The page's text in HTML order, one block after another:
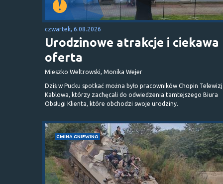
czwartek, 6.08.2026
Urodzinowe atrakcje i ciekawa
oferta
Mieszko Weltrowski, Monika Wejer
Dziś w Pucku spotkać można było pracowników Chopin
Kablowa, którzy zachęcali do odwiedzenia tamtejszego Biura
Obsługi Klienta, które obchodzi swoje urodziny.
GMINA GNIEWINO